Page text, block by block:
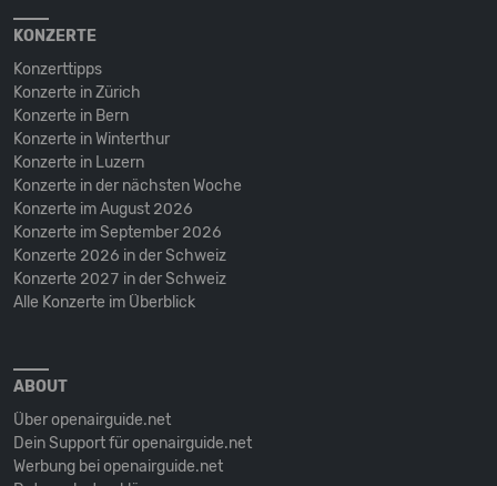
KONZERTE
Konzerttipps
Konzerte in Zürich
Konzerte in Bern
Konzerte in Winterthur
Konzerte in Luzern
Konzerte in der nächsten Woche
Konzerte im August 2026
Konzerte im September 2026
Konzerte 2026 in der Schweiz
Konzerte 2027 in der Schweiz
Alle Konzerte im Überblick
ABOUT
Über openairguide.net
Dein Support für openairguide.net
Werbung bei openairguide.net